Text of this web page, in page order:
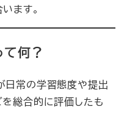
ます。
て何？
日常の学習態度や提出
総合的に評価したも